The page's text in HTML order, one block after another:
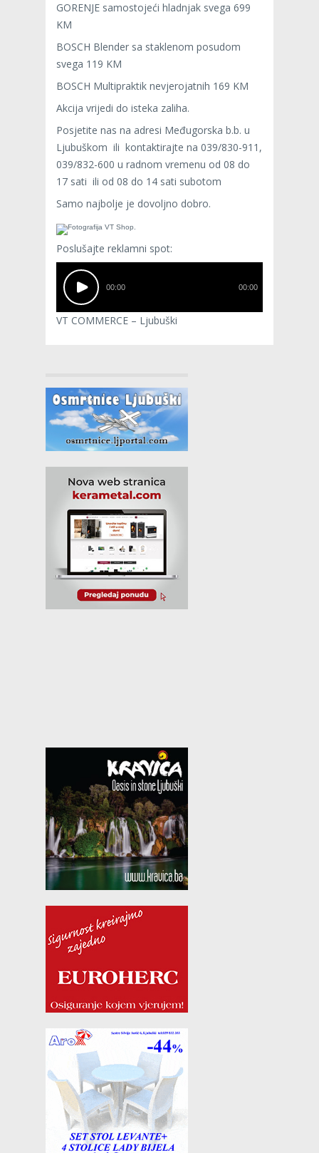
GORENJE samostojeći hladnjak svega 699
KM
BOSCH Blender sa staklenom posudom
svega 119 KM
BOSCH Multipraktik nevjerojatnih 169 KM
Akcija vrijedi do isteka zaliha.
Posjetite nas na adresi Međugorska b.b. u
Ljubuškom ili kontaktirajte na 039/830-911,
039/832-600 u radnom vremenu od 08 do
17 sati ili od 08 do 14 sati subotom
Samo najbolje je dovoljno dobro.
Poslušajte reklamni spot:
00:00 00:00
VT COMMERCE – Ljubuški